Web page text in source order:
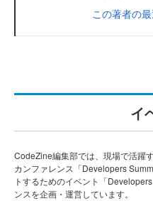
この著者の
イ
CodeZine編集部では、現場で活躍
カンファレンス「Developers
トするためのイベント「
ンスを企画・運営しています。